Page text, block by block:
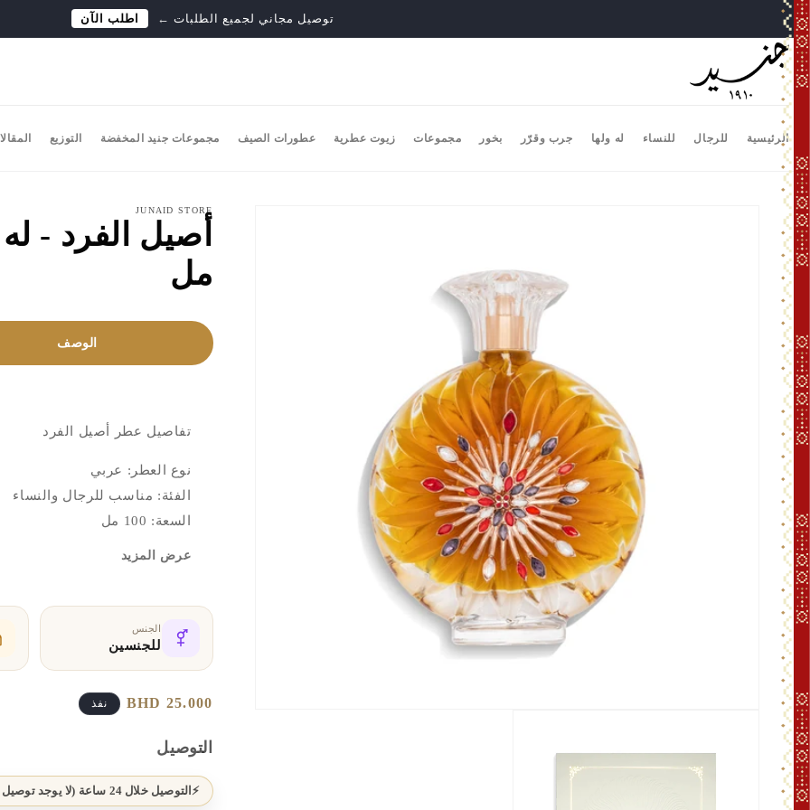
المحتوى
توصيل مجاني لجميع الطلبات ← اطلب الآن
الرئيسية للرجال للنساء له ولها جرب وقرّر بخور مجموعات زيوت عطرية عطورات الصيف مجموعات جنيد المخفضة التوزيع
JUNAID STORE
مل
الوصف
تفاصيل عطر أصيل الفرد
نوع العطر: عربي
الفئة: مناسب للرجال والنساء
السعة: 100 مل
مكوّنات الرائحة
نفحات عنبر دافئة وغنية تمنح
قلب العطر: سوسن / زعفران
وتوازنًا راقيًا.
الروائح القاعدية: عود / ورد
قاعدة شرقية أصيلة من خشب
وطابعًا عربيًا متفرّدًا.
عرض المزيد
الجنس
للجنسين
سعر
25.000 BHD نفذ
التوصيل
التوصيل خلال 24 ساعة (لا يوجد توصيل يوم الجمعة)